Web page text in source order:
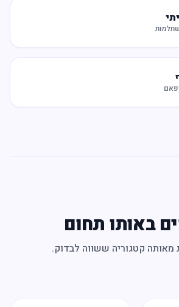
באותו תחום
מאותה קטגוריה ששווה לבדוק.